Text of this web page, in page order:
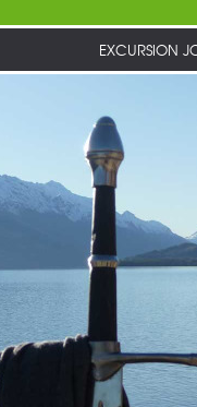
EXCURSION